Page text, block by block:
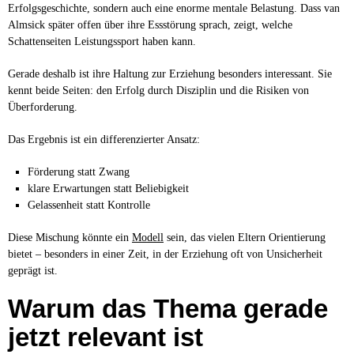
Erfolgsgeschichte, sondern auch eine enorme mentale Belastung. Dass van
Almsick später offen über ihre Essstörung sprach, zeigt, welche
Schattenseiten Leistungssport haben kann.
Gerade deshalb ist ihre Haltung zur Erziehung besonders interessant. Sie
kennt beide Seiten: den Erfolg durch Disziplin und die Risiken von
Überforderung.
Das Ergebnis ist ein differenzierter Ansatz:
Förderung statt Zwang
klare Erwartungen statt Beliebigkeit
Gelassenheit statt Kontrolle
Diese Mischung könnte ein Modell sein, das vielen Eltern Orientierung
bietet – besonders in einer Zeit, in der Erziehung oft von Unsicherheit
geprägt ist.
Warum das Thema gerade
jetzt relevant ist